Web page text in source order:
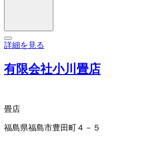
詳細を見る
有限会社小川畳店
畳店
福島県福島市豊田町４－５